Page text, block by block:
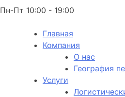
Пн-Пт 10:00 - 19:00
Главная
Компания
О нас
География
Услуги